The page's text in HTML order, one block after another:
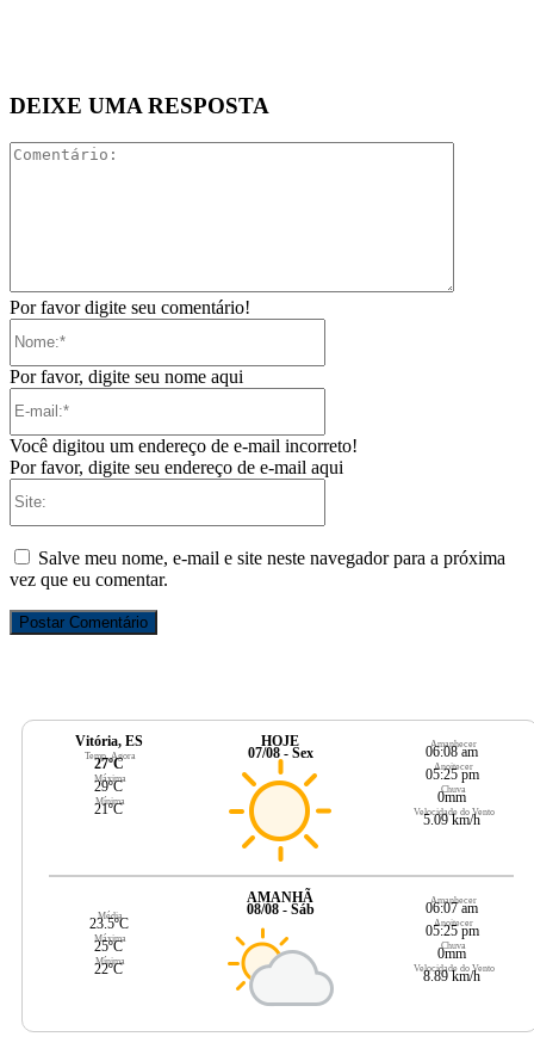
DEIXE UMA RESPOSTA
Por favor digite seu comentário!
Por favor, digite seu nome aqui
Você digitou um endereço de e-mail incorreto!
Por favor, digite seu endereço de e-mail aqui
Salve meu nome, e-mail e site neste navegador para a próxima
vez que eu comentar.
Vitória, ES
Temp. Agora
27ºC
Máxima
29ºC
Mínima
21ºC
HOJE
07/08 - Sex
Amanhecer
06:08 am
Anoitecer
05:25 pm
Chuva
0mm
Velocidade do Vento
5.09 km/h
Média
23.5ºC
Máxima
25ºC
Mínima
22ºC
AMANHÃ
08/08 - Sáb
Amanhecer
06:07 am
Anoitecer
05:25 pm
Chuva
0mm
Velocidade do Vento
8.89 km/h